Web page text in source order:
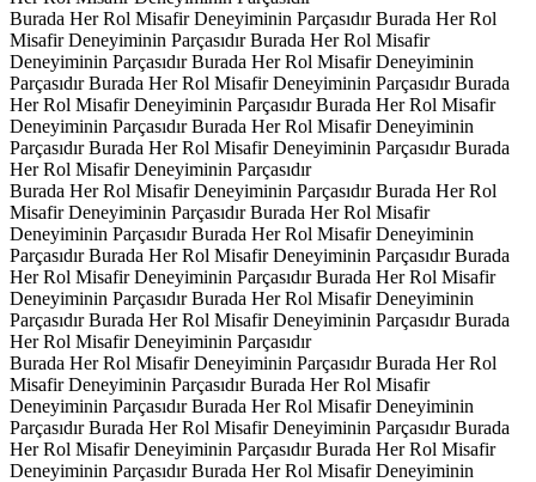
Burada Her Rol Misafir Deneyiminin Parçasıdır Burada Her Rol
Misafir Deneyiminin Parçasıdır Burada Her Rol Misafir
Deneyiminin Parçasıdır Burada Her Rol Misafir Deneyiminin
Parçasıdır Burada Her Rol Misafir Deneyiminin Parçasıdır Burada
Her Rol Misafir Deneyiminin Parçasıdır Burada Her Rol Misafir
Deneyiminin Parçasıdır Burada Her Rol Misafir Deneyiminin
Parçasıdır Burada Her Rol Misafir Deneyiminin Parçasıdır Burada
Her Rol Misafir Deneyiminin Parçasıdır
Burada Her Rol Misafir Deneyiminin Parçasıdır Burada Her Rol
Misafir Deneyiminin Parçasıdır Burada Her Rol Misafir
Deneyiminin Parçasıdır Burada Her Rol Misafir Deneyiminin
Parçasıdır Burada Her Rol Misafir Deneyiminin Parçasıdır Burada
Her Rol Misafir Deneyiminin Parçasıdır Burada Her Rol Misafir
Deneyiminin Parçasıdır Burada Her Rol Misafir Deneyiminin
Parçasıdır Burada Her Rol Misafir Deneyiminin Parçasıdır Burada
Her Rol Misafir Deneyiminin Parçasıdır
Burada Her Rol Misafir Deneyiminin Parçasıdır Burada Her Rol
Misafir Deneyiminin Parçasıdır Burada Her Rol Misafir
Deneyiminin Parçasıdır Burada Her Rol Misafir Deneyiminin
Parçasıdır Burada Her Rol Misafir Deneyiminin Parçasıdır Burada
Her Rol Misafir Deneyiminin Parçasıdır Burada Her Rol Misafir
Deneyiminin Parçasıdır Burada Her Rol Misafir Deneyiminin